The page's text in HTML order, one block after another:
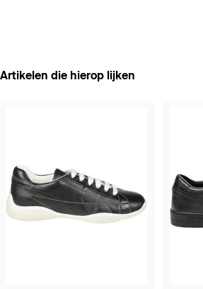
Artikelen die hierop lijken